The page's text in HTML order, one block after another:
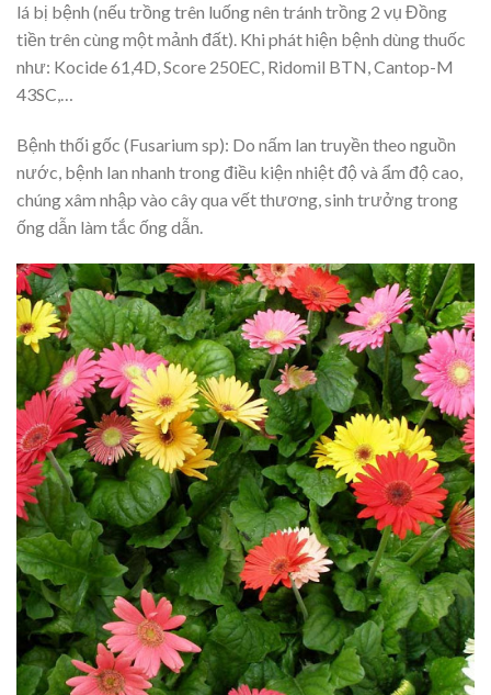
lá bị bệnh (nếu trồng trên luống nên tránh trồng 2 vụ Đồng
tiền trên cùng một mảnh đất). Khi phát hiện bệnh dùng thuốc
như: Kocide 61,4D, Score 250EC, Ridomil BTN, Cantop-M
43SC,…
Bệnh thối gốc (Fusarium sp): Do nấm lan truyền theo nguồn
nước, bệnh lan nhanh trong điều kiện nhiệt độ và ẩm độ cao,
chúng xâm nhập vào cây qua vết thương, sinh trưởng trong
ống dẫn làm tắc ống dẫn.